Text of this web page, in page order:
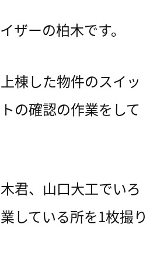
ザーの柏木です。
棟した物件のスイッ
の確認の作業をして
君、山口大工でいろ
している所を1枚撮り